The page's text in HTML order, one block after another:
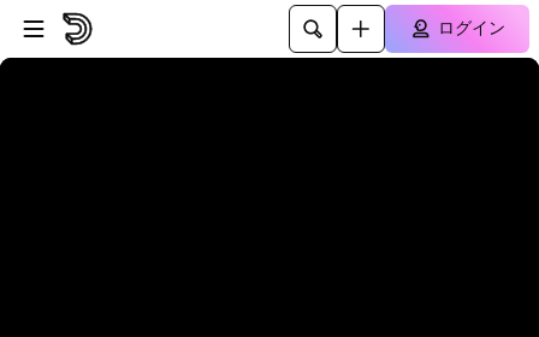
プレイヤーにスキップ
メインコンテンツにスキップ
ログイン